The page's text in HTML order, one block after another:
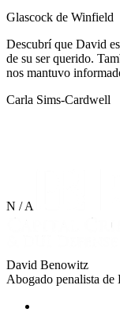
Glascock de Winfield
Descubrí que David
de su ser querido.
nos mantuvo
Carla Sims-Cardwell
N / A
David Benowitz
Abogado penalista de